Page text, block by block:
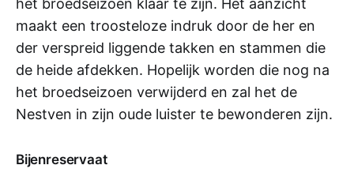
het broedseizoen klaar te zijn. Het aanzicht
maakt een troosteloze indruk door de her en
der verspreid liggende takken en stammen die
de heide afdekken. Hopelijk worden die nog na
het broedseizoen verwijderd en zal het de
Nestven in zijn oude luister te bewonderen zijn.
Bijenreservaat